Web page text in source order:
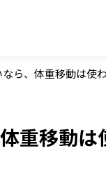
ら、体重移動は使
重移動